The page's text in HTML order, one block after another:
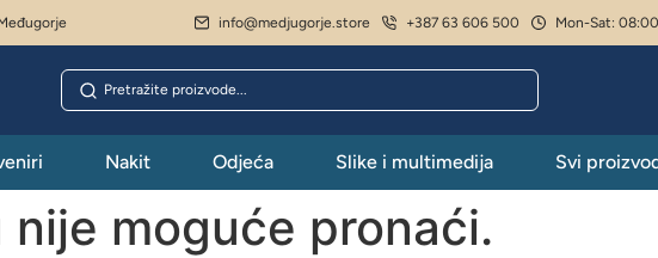
info@medjugorje.store +387 63 606 500 Mon-Sat:
Nakit Odjeća Slike i multimedija Svi
nije moguće pronaći.